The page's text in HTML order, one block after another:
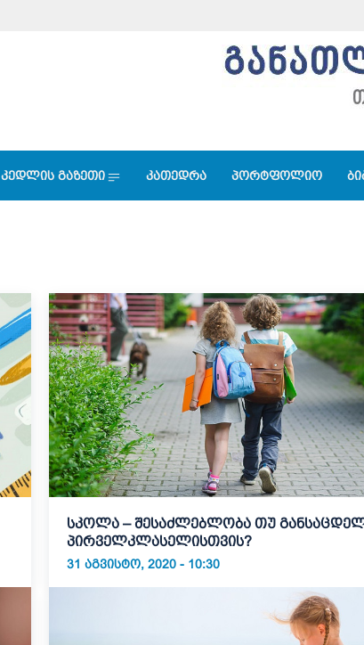
კედლის გაზეთი კათედრა პორტფოლიო
სკოლა – შესაძლებლობა თუ
პირველკლასელისთვის?
31 ᲐᲒᲕᲘᲡᲢᲝ, 2020 - 10:30